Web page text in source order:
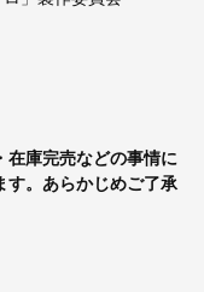
在庫完売などの事情に
す。あらかじめご了承